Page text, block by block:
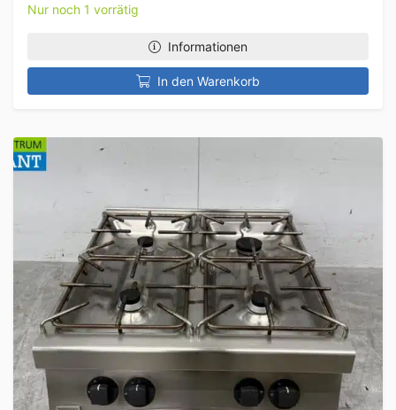
Nur noch 1 vorrätig
Informationen
In den Warenkorb